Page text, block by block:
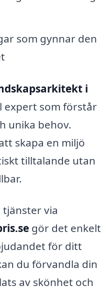
som gynnar den
i
expert som förstår
unika behov.
skapa en miljö
tilltalande utan
via
gör det enkelt
för ditt
du förvandla din
av skönhet och